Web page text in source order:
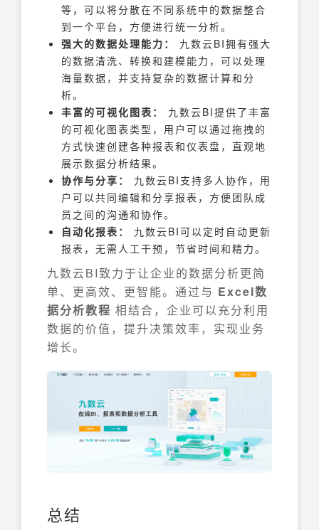
等，可以将分散在不同系统中的数据整合
到一个平台，方便进行统一分析。
强大的数据处理能力：
九数云BI拥有强大
的数据清洗、转换和建模能力，可以处理
海量数据，并支持复杂的数据计算和分
析。
丰富的可视化图表：
九数云BI提供了丰富
的可视化图表类型，用户可以通过拖拽的
方式快速创建各种报表和仪表盘，直观地
展示数据分析结果。
协作与分享：
九数云BI支持多人协作，用
户可以共同编辑和分享报表，方便团队成
员之间的沟通和协作。
自动化报表：
九数云BI可以定时自动更新
报表，无需人工干预，节省时间和精力。
九数云BI致力于让企业的数据分析更简
单、更高效、更智能。通过与 Excel数
据分析教程 相结合，企业可以充分利用
数据的价值，提升决策效率，实现业务
增长。
总结